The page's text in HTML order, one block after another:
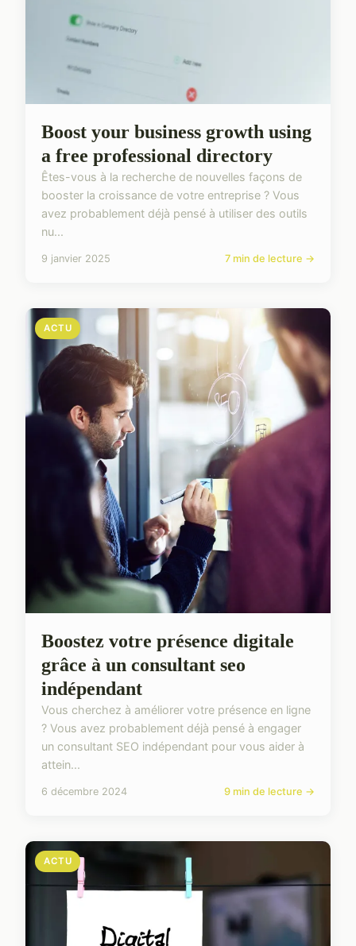
Boost your business growth using
a free professional directory
Êtes-vous à la recherche de nouvelles façons de
booster la croissance de votre entreprise ? Vous
avez probablement déjà pensé à utiliser des outils
nu...
9 janvier 2025 7 min de lecture →
ACTU
Boostez votre présence digitale
grâce à un consultant seo
indépendant
Vous cherchez à améliorer votre présence en ligne
? Vous avez probablement déjà pensé à engager
un consultant SEO indépendant pour vous aider à
attein...
6 décembre 2024 9 min de lecture →
ACTU